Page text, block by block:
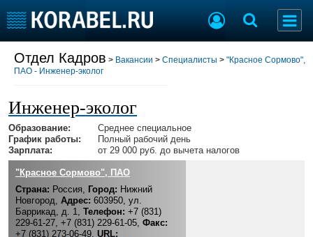
Разместить Резюме
Судостроение
Пульс
Новости
Компании
Репутация
Работа
Крюинг
Торговая площадка
Доска объявлений
Продажа флота
Оборудование
Изделия
Материалы
Услуги
Отдел Кадров > Вакансии > Специалисты > "Красное Сормово",
ПАО - Инженер-эколог
Инженер-эколог
Образование:
Среднее специальное
График работы:
Полный рабочий день
Зарплата:
от 29 000 руб. до вычета налогов
"Красное Сормово", ПАО
Страна: Россия, Город: Нижний
Новгород, Адрес: 603950, ул.
Баррикад, д. 1, Телефон: +7 (831)
229-61-27, +7 (831) 229-61-05, Факс:
+7 (831) 273-06-49, URL: